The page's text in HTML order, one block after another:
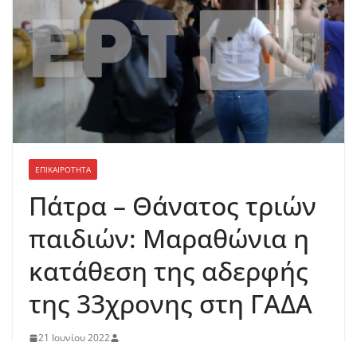
ΕΠΙΚΑΙΡΟΤΗΤΑ
Πάτρα – Θάνατος τριών
παιδιών: Μαραθώνια η
κατάθεση της αδερφής
της 33χρονης στη ΓΑΔΑ
21 Ιουνίου 2022